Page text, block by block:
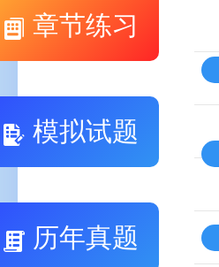
章节练习
模拟试题
历年真题